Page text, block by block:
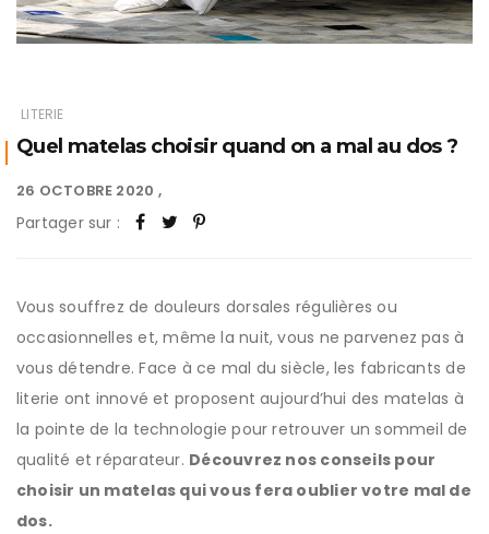
LITERIE
Quel matelas choisir quand on a mal au dos ?
26 OCTOBRE 2020
Partager sur :
Vous souffrez de douleurs dorsales régulières ou
occasionnelles et, même la nuit, vous ne parvenez pas à
vous détendre. Face à ce mal du siècle, les fabricants de
literie ont innové et proposent aujourd’hui des matelas à
la pointe de la technologie pour retrouver un sommeil de
qualité et réparateur. Découvrez nos conseils pour
choisir un matelas qui vous fera oublier votre mal de
dos.